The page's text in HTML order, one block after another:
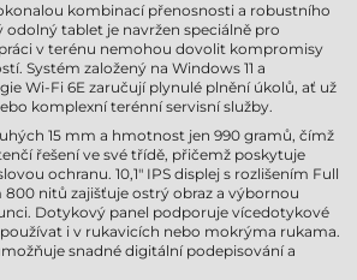
kombinací přenosnosti a robustního
tablet je navržen speciálně pro
v terénu nemohou dovolit kompromisy
Systém založený na Windows 11 a
Wi-Fi 6E zaručují plynulé plnění úkolů, ať už
komplexní terénní servisní služby.
15 mm a hmotnost jen 990 gramů, čímž
řešení ve své třídě, přičemž poskytuje
ochranu. 10,1" IPS displej s rozlišením Full
800 nitů zajišťuje ostrý obraz a výbornou
Dotykový panel podporuje vícedotykové
i v rukavicích nebo mokrýma rukama.
snadné digitální podepisování a